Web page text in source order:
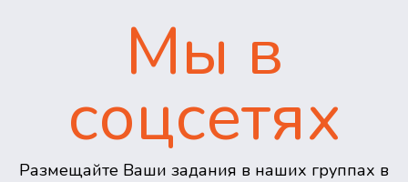
Мы в
соцсетях
Размещайте Ваши задания в наших группах в